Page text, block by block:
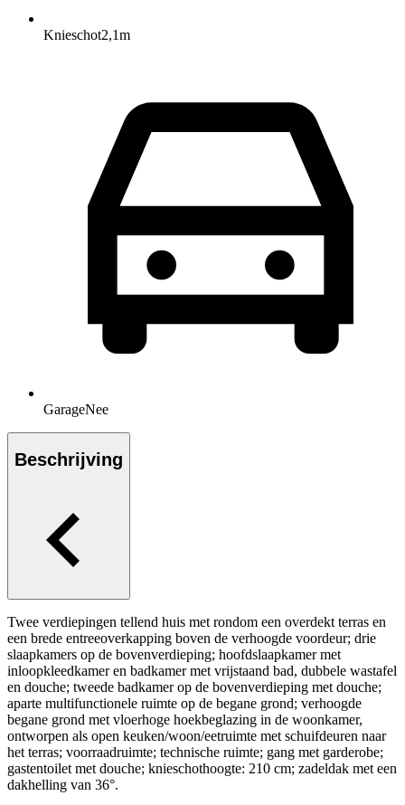
Knieschot2,1m
GarageNee
Beschrijving
Twee verdiepingen tellend huis met rondom een overdekt terras en
een brede entreeoverkapping boven de verhoogde voordeur; drie
slaapkamers op de bovenverdieping; hoofdslaapkamer met
inloopkleedkamer en badkamer met vrijstaand bad, dubbele wastafel
en douche; tweede badkamer op de bovenverdieping met douche;
aparte multifunctionele ruimte op de begane grond; verhoogde
begane grond met vloerhoge hoekbeglazing in de woonkamer,
ontworpen als open keuken/woon/eetruimte met schuifdeuren naar
het terras; voorraadruimte; technische ruimte; gang met garderobe;
gastentoilet met douche; knieschothoogte: 210 cm; zadeldak met een
dakhelling van 36°.